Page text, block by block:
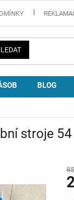
BLOG
stroje